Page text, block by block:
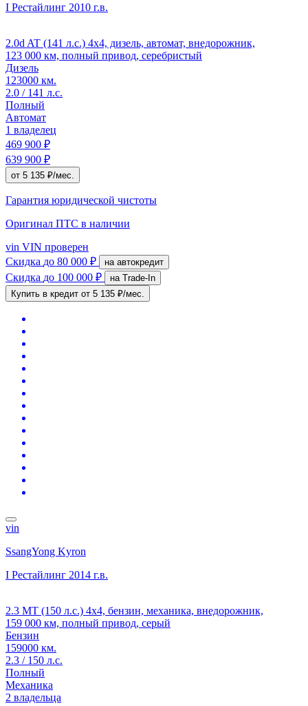
I Рестайлинг 2010 г.в.
2.0d AT (141 л.с.) 4x4, дизель, автомат, внедорожник,
123 000 км, полный привод, серебристый
Дизель
123000 км.
2.0 / 141 л.с.
Полный
Автомат
1 владелец
469 900 ₽
639 900 ₽
от 5 135 ₽/мес.
Гарантия юридической чистоты
Оригинал ПТС в наличии
vin VIN проверен
Скидка до 80 000 ₽ на автокредит
Скидка до 100 000 ₽
на Trade-In
Купить в кредит от 5 135 ₽/мес.
vin
SsangYong Kyron
I Рестайлинг 2014 г.в.
2.3 MT (150 л.с.) 4x4, бензин, механика, внедорожник,
159 000 км, полный привод, серый
Бензин
159000 км.
2.3 / 150 л.с.
Полный
Механика
2 владельца